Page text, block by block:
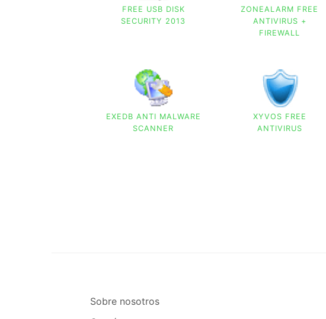
FREE USB DISK
SECURITY 2013
ZONEALARM FREE
ANTIVIRUS +
FIREWALL
EXEDB ANTI MALWARE
SCANNER
XYVOS FREE
ANTIVIRUS
Sobre nosotros